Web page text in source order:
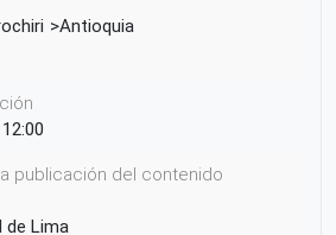
Antioquia
publicación del contenido
de Lima